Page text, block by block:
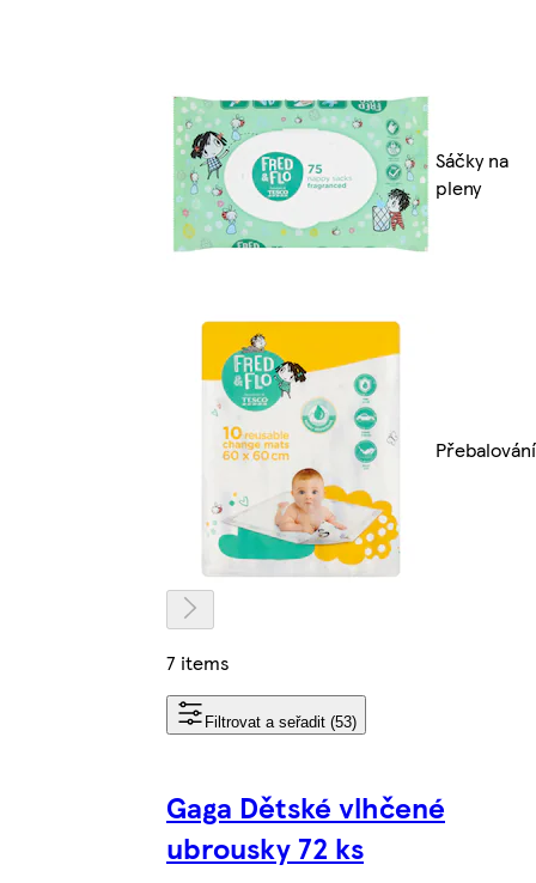
Sáčky na
pleny
Přebalování
7 items
Filtrovat a seřadit (53)
Gaga Dětské vlhčené
ubrousky 72 ks